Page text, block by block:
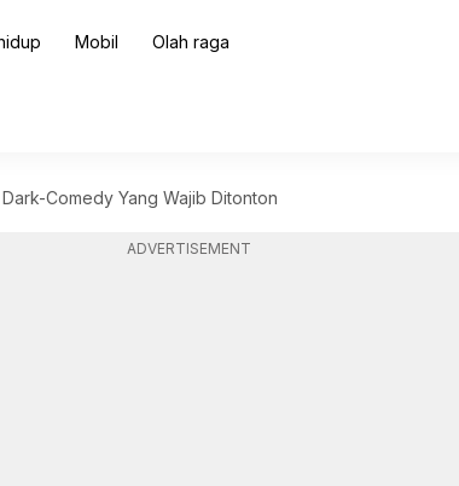
Mobil Olah raga
Comedy Yang Wajib Ditonton
ADVERTISEMENT